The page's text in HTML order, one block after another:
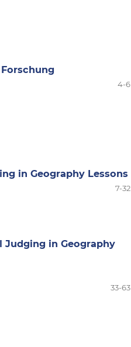
4-6
in Geography Lessons
7-32
Judging in Geography
33-63